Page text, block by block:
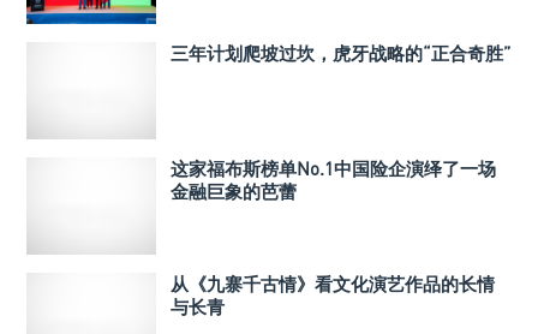
三年计划爬坡过坎，虎牙战略的“正合奇胜”
这家福布斯榜单No.1中国险企演绎了一场
金融巨象的芭蕾
从《九寨千古情》看文化演艺作品的长情
与长青